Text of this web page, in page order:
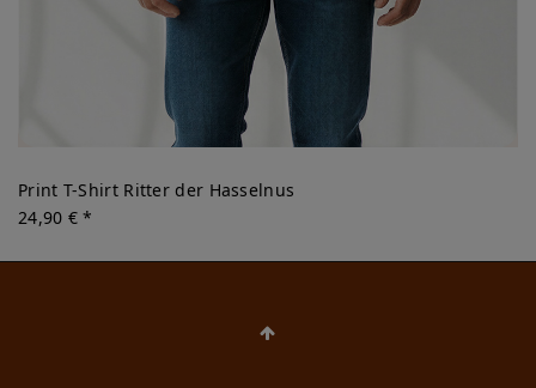
Print T-Shirt Ritter der Hasselnus
24,90 € *